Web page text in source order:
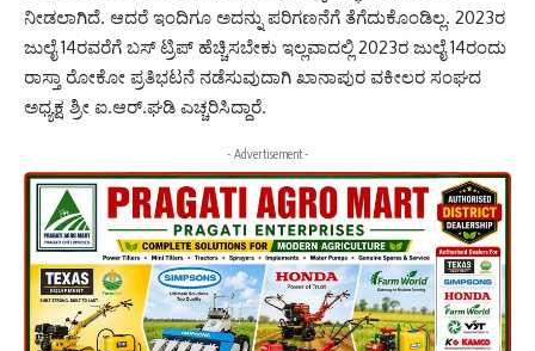
ನೀಡಲಾಗಿದೆ. ಆದರೆ ಇಂದಿಗೂ ಅದನ್ನು ಪರಿಗಣನೆಗೆ ತೆಗೆದುಕೊಂಡಿಲ್ಲ. 2023ರ
ಜುಲೈ 14ರವರೆಗೆ ಬಸ್ ಟ್ರಿಪ್ ಹೆಚ್ಚಿಸಬೇಕು ಇಲ್ಲವಾದಲ್ಲಿ 2023ರ ಜುಲೈ 14ರಂದು
ರಾಸ್ತಾ ರೋಕೋ ಪ್ರತಿಭಟನೆ ನಡೆಸುವುದಾಗಿ ಖಾನಾಪುರ ವಕೀಲರ ಸಂಘದ
ಅಧ್ಯಕ್ಷ ಶ್ರೀ ಐ.ಆರ್.ಘಡಿ ಎಚ್ಚರಿಸಿದ್ದಾರೆ.
- Advertisement -